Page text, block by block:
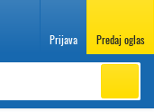
Prijava Predaj oglas